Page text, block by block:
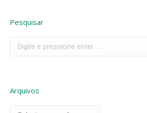
Pesquisar
Arquivos